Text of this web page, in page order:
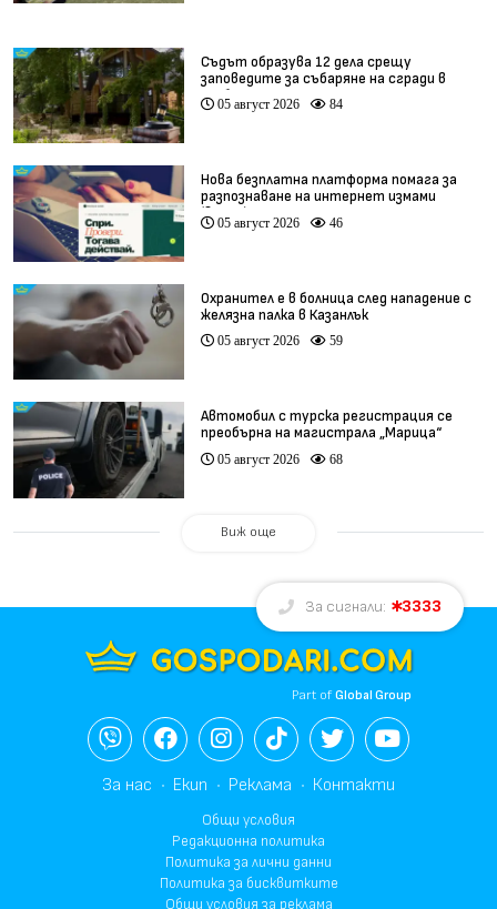
Съдът образува 12 дела срещу
заповедите за събаряне на сгради в
„Баба Алино“
05 август 2026 84
Нова безплатна платформа помага за
разпознаване на интернет измами
(видео)
05 август 2026 46
Охранител е в болница след нападение с
желязна палка в Казанлък
05 август 2026 59
Автомобил с турска регистрация се
преобърна на магистрала „Марица“
05 август 2026 68
Виж още
За сигнали: 3333
Part ofGlobal Group
За нас Екип Реклама Контакти
Общи условия
Редакционна политика
Политика за лични данни
Политика за бисквитките
Общи условия за реклама